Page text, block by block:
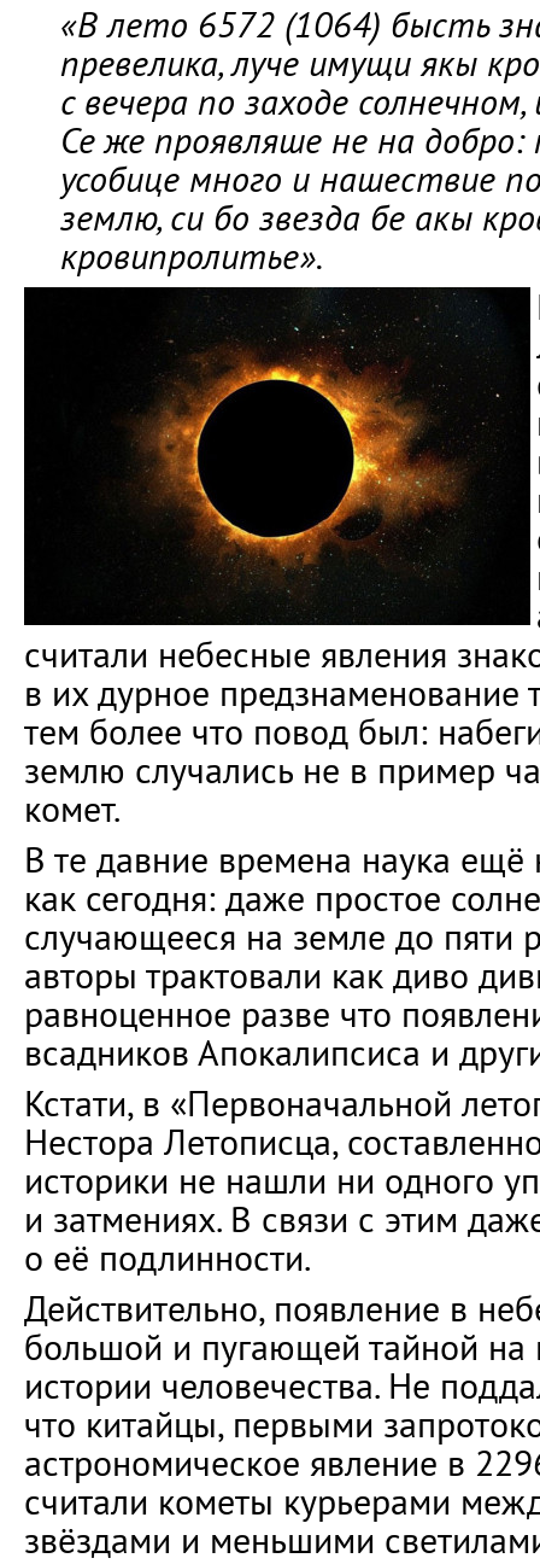
«В лето 6572 (1064) бысть
превелика, луче имущи якы
с вечера по заходе
Се же проявляше не на
усобице много и нашествие
землю, си бо звезда бе акы
кровипролитье».
считали небесные явления
в их дурное предзнаменование
тем более что повод был:
землю случались не в пример
комет.
В те давние времена наука ещё
как сегодня: даже простое
случающееся на земле до пяти
авторы трактовали как диво
равноценное разве что
всадников Апокалипсиса и
Кстати, в «Первоначальной
Нестора Летописца,
историки не нашли ни одного
и затмениях. В связи с этим
о её подлинности.
Действительно, появление в
большой и пугающей тайной на
истории человечества. Не
что китайцы, первыми
астрономическое явление в
считали кометы курьерами
звёздами и меньшими